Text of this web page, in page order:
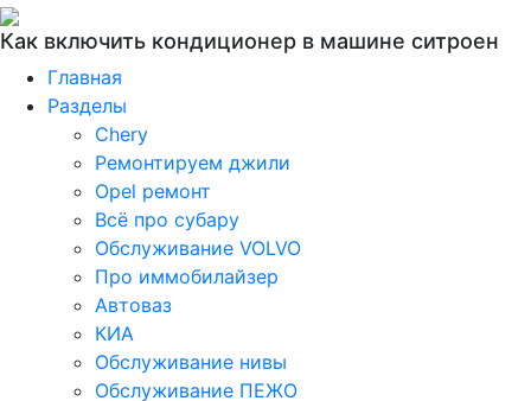
Как включить кондиционер в машине ситроен
Главная
Разделы
Chery
Ремонтируем джили
Opel ремонт
Всё про субару
Обслуживание VOLVO
Про иммобилайзер
Автоваз
КИА
Обслуживание нивы
Обслуживание ПЕЖО